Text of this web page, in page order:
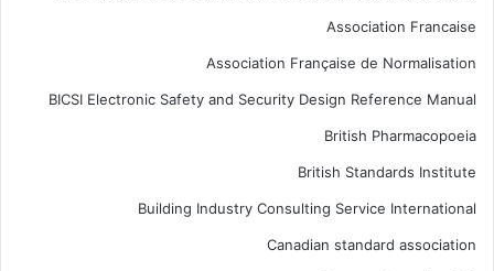
Association Francaise
Association Française de Normalisation
BICSI Electronic Safety and Security Design Reference Manual
British Pharmacopoeia
British Standards Institute
Building Industry Consulting Service International
Canadian standard association